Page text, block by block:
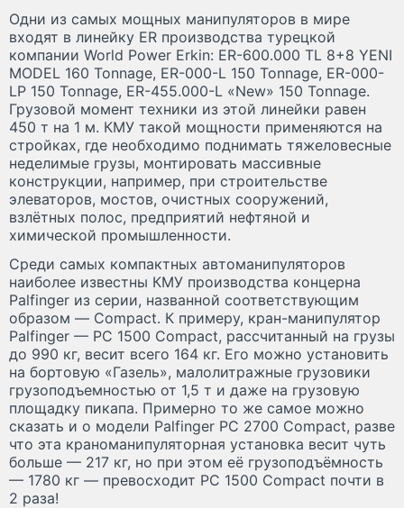
Одни из самых мощных манипуляторов в мире
входят в линейку ER производства турецкой
компании World Power Erkin: ER-600.000 TL 8+8 YENI
MODEL 160 Tonnage, ER-000-L 150 Tonnage, ER-000-
LP 150 Tonnage, ER-455.000-L «New» 150 Tonnage.
Грузовой момент техники из этой линейки равен
450 т на 1 м. КМУ такой мощности применяются на
стройках, где необходимо поднимать тяжеловесные
неделимые грузы, монтировать массивные
конструкции, например, при строительстве
элеваторов, мостов, очистных сооружений,
взлётных полос, предприятий нефтяной и
химической промышленности.
Среди самых компактных автоманипуляторов
наиболее известны КМУ производства концерна
Palfinger из серии, названной соответствующим
образом — Compact. К примеру, кран-манипулятор
Palfinger — PC 1500 Compact, рассчитанный на грузы
до 990 кг, весит всего 164 кг. Его можно установить
на бортовую «Газель», малолитражные грузовики
грузоподъемностью от 1,5 т и даже на грузовую
площадку пикапа. Примерно то же самое можно
сказать и о модели Palfinger PC 2700 Compact, разве
что эта краноманипуляторная установка весит чуть
больше — 217 кг, но при этом её грузоподъёмность
— 1780 кг — превосходит PC 1500 Compact почти в
2 раза!